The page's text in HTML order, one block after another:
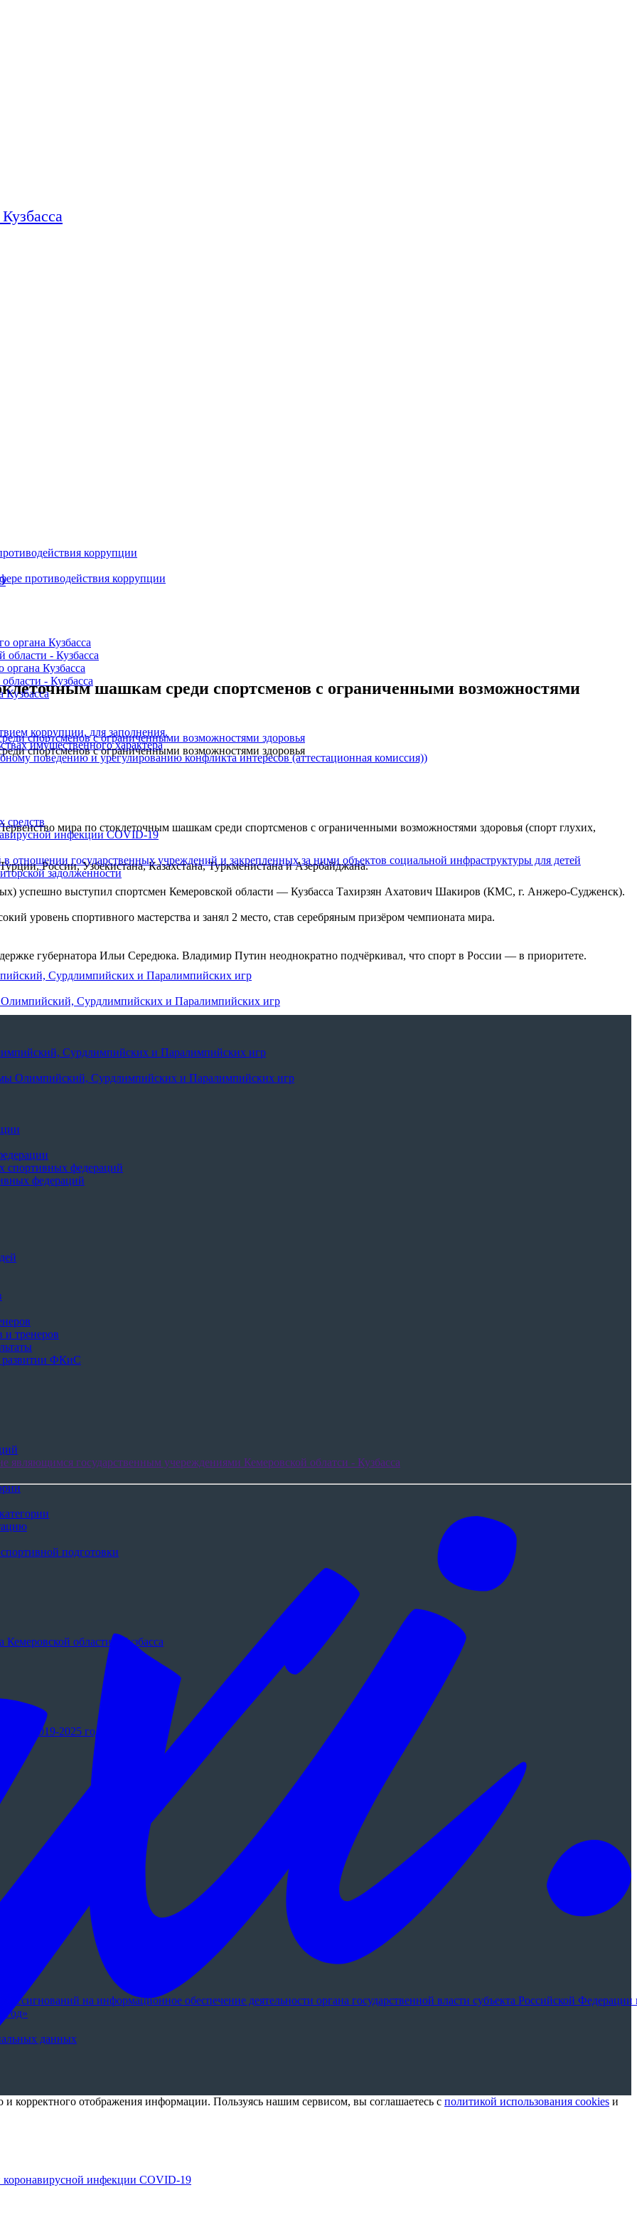
коррупции
противодействия коррупции
органа Кузбасса
области - Кузбасса
Кузбасса
- Кузбасса
коррупции, для заполнения.
имущественного характера
поведению и урегулированию конфликта интересов (аттестационная комиссия))
средств
инфекции COVID-19
отношении государственных учреждений и закрепленных за ними объектов социальной инфраструктуры для детей
задолженности
Сурдлимпийских и Паралимпийских игр
Сурдлимпийских и Паралимпийских игр
Сурдлимпийских и Паралимпийских игр
Олимпийский, Сурдлимпийских и Паралимпийских игр
спортивных федераций
федераций
и тренеров
развитии ФКиС
являющимся государственным учереждениями Кемеровской облатси - Кузбасса
подготовки
области - Кузбасса
на 2019-2025 годы
на информационное обеспечение деятельности органа государственной власти субъекта Российской Федерации
год»
данных
инфекции COVID-19
шашкам среди спортсменов с ограниченными возможностями
мира по стоклеточным шашкам среди спортсменов с ограниченными возможностями здоровья (спорт глухих,
России, Узбекистана, Казахстана, Туркменистана и Азербайджана.
успешно выступил спортсмен Кемеровской области — Кузбасса Тахирзян Ахатович Шакиров (КМС, г. Анжеро-Судженск).
уровень спортивного мастерства и занял 2 место, став серебряным призёром чемпионата мира.
губернатора Ильи Середюка. Владимир Путин неоднократно подчёркивал, что спорт в России — в приоритете.
корректного отображения информации. Пользуясь нашим сервисом, вы соглашаетесь с политикой использования cookies и